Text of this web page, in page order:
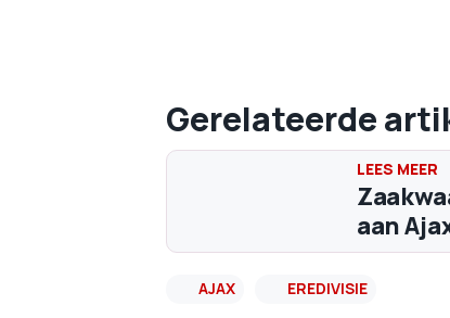
Gerelateerde
aan
AJAX EREDIVISIE